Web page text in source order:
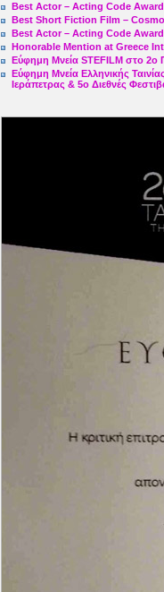
Best Actor – Acting Code
Best Short Fiction Film –
Best Actor – Acting Code
Honorable Mention at Greece
Εύφημη Μνεία STEFILM στο 2ο
Εύφημη Μνεία Ελληνικής
Ιεράπετρας & 5o Διεθνές